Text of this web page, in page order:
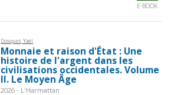
E-BOOK
Dosquet, Yaël
Monnaie et raison d'État : Une
histoire de l'argent dans les
civilisations occidentales. Volume
II. Le Moyen Âge
2026 - L'Harmattan